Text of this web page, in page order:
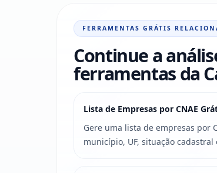
FERRAMENTAS GRÁTIS
Continue a
ferramentas da
Lista de Empresas por CNAE
Gere uma lista de empresas por
município, UF, situação cadastral